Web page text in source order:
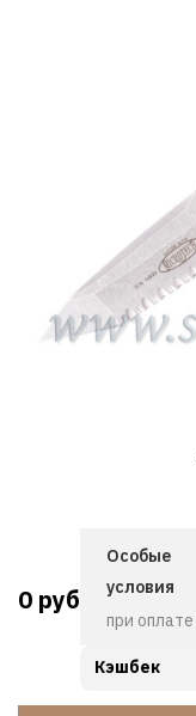
0 руб
Особые
условия
при оплате
Кэшбек